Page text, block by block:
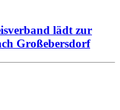
lädt zur
Großebersdorf